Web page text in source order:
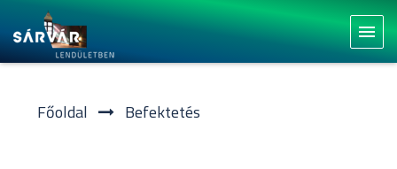
menu
Főoldal Befektetés